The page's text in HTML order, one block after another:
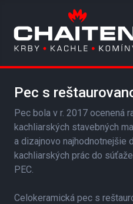
Pec s
Pec bola v r. 2017 ocenená
kachliarských stavebných
a dizajnovo najhodnotnejšie
kachliarských prác do
PEC.
Celokeramická pec s